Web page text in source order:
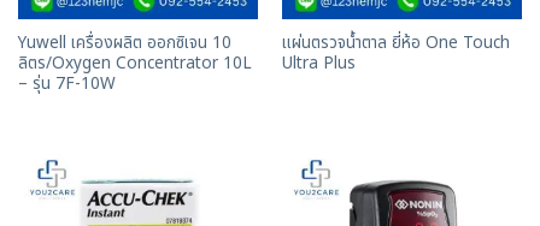
Yuwell เครื่องผลิต ออกซิเจน 10
ลิตร/Oxygen Concentrator 10L
– รุ่น 7F-10W
แผ่นตรวจน้ำตาล ยี่ห้อ One Touch
Ultra Plus